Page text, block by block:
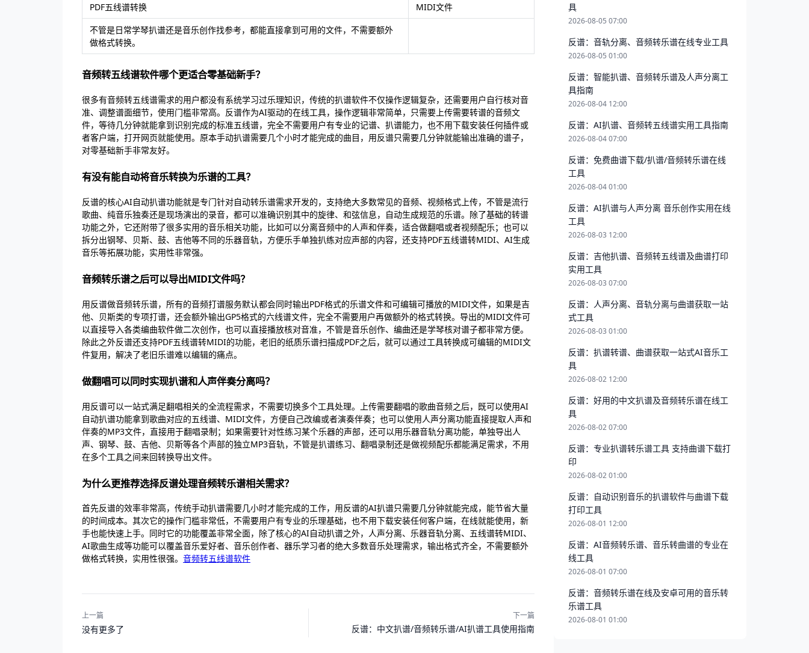
PDF五线谱转换
MIDI文件
不管是日常学琴扒谱还是音乐创作找参考，都能直接拿到可用的文件，不需要额外
做格式转换。
音频转五线谱软件哪个更适合零基础新手？
很多有音频转五线谱需求的用户都没有系统学习过乐理知识，传统的扒谱软件不仅操作逻辑复杂，还需要用户自行核对音
准、调整谱面细节，使用门槛非常高。反谱作为AI驱动的在线工具，操作逻辑非常简单，只需要上传需要转谱的音频文
件，等待几分钟就能拿到识别完成的标准五线谱，完全不需要用户有专业的记谱、扒谱能力，也不用下载安装任何插件或
者客户端，打开网页就能使用。原本手动扒谱需要几个小时才能完成的曲目，用反谱只需要几分钟就能输出准确的谱子，
对零基础新手非常友好。
有没有能自动将音乐转换为乐谱的工具？
反谱的核心AI自动扒谱功能就是专门针对自动转乐谱需求开发的，支持绝大多数常见的音频、视频格式上传，不管是流行
歌曲、纯音乐独奏还是现场演出的录音，都可以准确识别其中的旋律、和弦信息，自动生成规范的乐谱。除了基础的转谱
功能之外，它还附带了很多实用的音乐相关功能，比如可以分离音频中的人声和伴奏，适合做翻唱或者视频配乐；也可以
拆分出钢琴、贝斯、鼓、吉他等不同的乐器音轨，方便乐手单独扒练对应声部的内容，还支持PDF五线谱转MIDI、AI生成
音乐等拓展功能，实用性非常强。
音频转乐谱之后可以导出MIDI文件吗？
用反谱做音频转乐谱，所有的音频打谱服务默认都会同时输出PDF格式的乐谱文件和可编辑可播放的MIDI文件，如果是吉
他、贝斯类的专项打谱，还会额外输出GP5格式的六线谱文件，完全不需要用户再做额外的格式转换。导出的MIDI文件可
以直接导入各类编曲软件做二次创作，也可以直接播放核对音准，不管是音乐创作、编曲还是学琴核对谱子都非常方便。
除此之外反谱还支持PDF五线谱转MIDI的功能，老旧的纸质乐谱扫描成PDF之后，就可以通过工具转换成可编辑的MIDI文
件复用，解决了老旧乐谱难以编辑的痛点。
做翻唱可以同时实现扒谱和人声伴奏分离吗？
用反谱可以一站式满足翻唱相关的全流程需求，不需要切换多个工具处理。上传需要翻唱的歌曲音频之后，既可以使用AI
自动扒谱功能拿到歌曲对应的五线谱、MIDI文件，方便自己改编或者演奏伴奏；也可以使用人声分离功能直接提取人声和
伴奏的MP3文件，直接用于翻唱录制；如果需要针对性练习某个乐器的声部，还可以用乐器音轨分离功能，单独导出人
声、钢琴、鼓、吉他、贝斯等各个声部的独立MP3音轨，不管是扒谱练习、翻唱录制还是做视频配乐都能满足需求，不用
在多个工具之间来回转换导出文件。
为什么更推荐选择反谱处理音频转乐谱相关需求？
首先反谱的效率非常高，传统手动扒谱需要几小时才能完成的工作，用反谱的AI扒谱只需要几分钟就能完成，能节省大量
的时间成本。其次它的操作门槛非常低，不需要用户有专业的乐理基础，也不用下载安装任何客户端，在线就能使用，新
手也能快速上手。同时它的功能覆盖非常全面，除了核心的AI自动扒谱之外，人声分离、乐器音轨分离、五线谱转MIDI、
AI歌曲生成等功能可以覆盖音乐爱好者、音乐创作者、器乐学习者的绝大多数音乐处理需求，输出格式齐全，不需要额外
做格式转换，实用性很强。 音频转五线谱软件
上一篇
没有更多了
下一篇
反谱：中文扒谱/音频转乐谱/AI扒谱工具使用指南
具
2026-08-05 07:00
反谱：音轨分离、音频转乐谱在线专业工具
2026-08-05 01:00
反谱：智能扒谱、音频转乐谱及人声分离工
具指南
2026-08-04 12:00
反谱：AI扒谱、音频转五线谱实用工具指南
2026-08-04 07:00
反谱：免费曲谱下载/扒谱/音频转乐谱在线
工具
2026-08-04 01:00
反谱：AI扒谱与人声分离 音乐创作实用在线
工具
2026-08-03 12:00
反谱：吉他扒谱、音频转五线谱及曲谱打印
实用工具
2026-08-03 07:00
反谱：人声分离、音轨分离与曲谱获取一站
式工具
2026-08-03 01:00
反谱：扒谱转谱、曲谱获取一站式AI音乐工
具
2026-08-02 12:00
反谱：好用的中文扒谱及音频转乐谱在线工
具
2026-08-02 07:00
反谱：专业扒谱转乐谱工具 支持曲谱下载打
印
2026-08-02 01:00
反谱：自动识别音乐的扒谱软件与曲谱下载
打印工具
2026-08-01 12:00
反谱：AI音频转乐谱、音乐转曲谱的专业在
线工具
2026-08-01 07:00
反谱：音频转乐谱在线及安卓可用的音乐转
乐谱工具
2026-08-01 01:00